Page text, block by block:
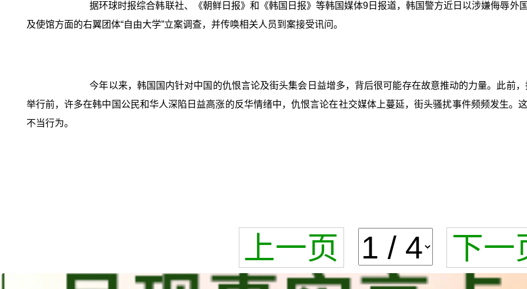
据环球时报综合韩联社、《朝鲜日报》和《韩国日报》等韩国媒体9日报道，韩国警方近日以涉嫌侮辱外
及使馆方面的右翼团体“自由大学”立案调查，并传唤相关人员到案接受讯问。
今年以来，韩国国内针对中国的仇恨言论及街头集会日益增多，背后很可能存在故意推动的力量。此前
举行前，许多在韩中国公民和华人深陷日益高涨的反华情绪中，仇恨言论在社交媒体上蔓延，街头骚扰事件频频发生。
不当行为。
上一页 下一